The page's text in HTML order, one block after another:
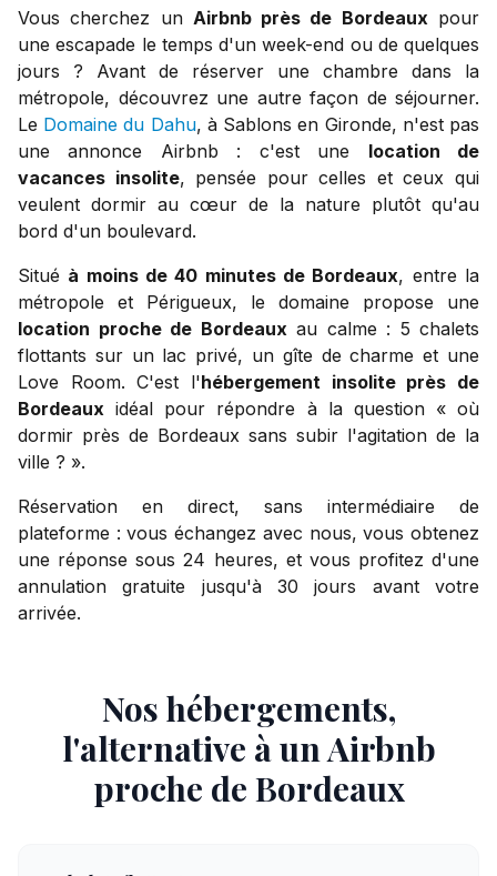
Vous cherchez un Airbnb près de Bordeauxpour
une escapade le temps d'un week-end ou de quelques
jours ? Avant de réserver une chambre dans la
métropole, découvrez une autre façon de séjourner.
Le Domaine du Dahu, à Sablons en Gironde, n'est pas
une annonce Airbnb : c'est une location de
vacances insolite, pensée pour celles et ceux qui
veulent dormir au cœur de la nature plutôt qu'au
bord d'un boulevard.
Situé à moins de 40 minutes de Bordeaux, entre la
métropole et Périgueux, le domaine propose une
location proche de Bordeauxau calme : 5 chalets
flottants sur un lac privé, un gîte de charme et une
Love Room. C'est l'hébergement insolite près de
Bordeaux idéal pour répondre à la question « où
dormir près de Bordeaux sans subir l'agitation de la
ville ? ».
Réservation en direct, sans intermédiaire de
plateforme : vous échangez avec nous, vous obtenez
une réponse sous 24 heures, et vous profitez d'une
annulation gratuite jusqu'à 30 jours avant votre
arrivée.
Nos hébergements,
l'alternative à un Airbnb
proche de Bordeaux